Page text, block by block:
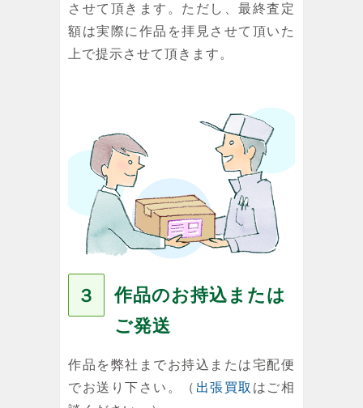
させて頂きます。ただし、最終査定
額は実際に作品を拝見させて頂いた
上で提示させて頂きます。
３
作品のお持込または
ご発送
作品を弊社までお持込または宅配便
でお送り下さい。（ 出張買取 はご相